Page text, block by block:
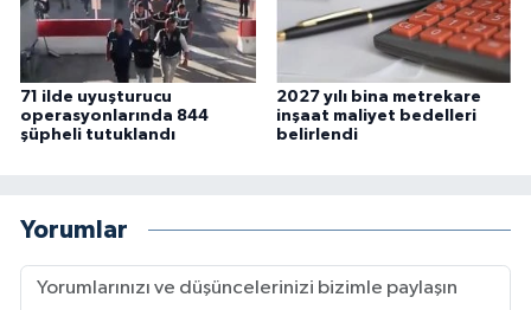
71 ilde uyuşturucu
operasyonlarında 844
şüpheli tutuklandı
2027 yılı bina metrekare
inşaat maliyet bedelleri
belirlendi
Yorumlar